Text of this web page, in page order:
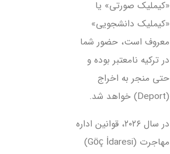
«کیملیک صورتی» یا
«کیملیک دانشجویی»
معروف است، حضور شما
در ترکیه نامعتبر بوده و
حتی منجر به اخراج
(Deport) خواهد شد.
در سال ۲۰۲۶، قوانین اداره
مهاجرت (Göç İdaresi)